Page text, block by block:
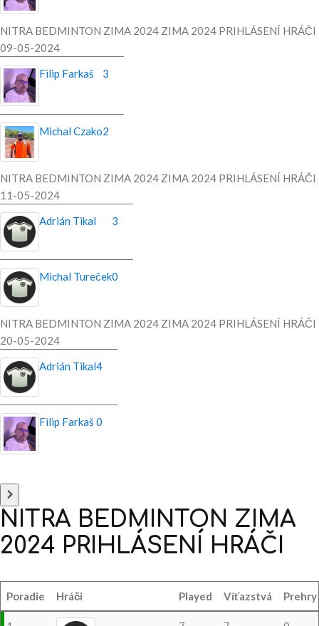
NITRA BEDMINTON ZIMA 2024 ZIMA 2024 PRIHLÁSENÍ HRÁČI
09-05-2024
Filip Farkaš
3
Michal Czako2
NITRA BEDMINTON ZIMA 2024 ZIMA 2024 PRIHLÁSENÍ HRÁČI
11-05-2024
Adrián Tikal
3
Michal Tureček0
NITRA BEDMINTON ZIMA 2024 ZIMA 2024 PRIHLÁSENÍ HRÁČI
20-05-2024
Adrián Tikal4
Filip Farkaš 0
NITRA BEDMINTON ZIMA
2024 PRIHLÁSENÍ HRÁČI
Poradie Hráči Played Víťazstvá Prehry